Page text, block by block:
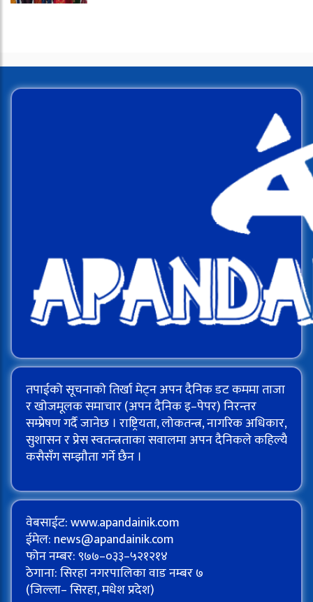
तपाईको सूचनाको तिर्खा मेट्न अपन दैनिक डट कममा ताजा
र खोजमूलक समाचार (अपन दैनिक इ–पेपर) निरन्तर
सम्प्रेषण गर्दै जानेछ । राष्ट्रियता, लोकतन्त्र, नागरिक अधिकार,
सुशासन र प्रेस स्वतन्त्रताका सवालमा अपन दैनिकले कहिल्यै
कसैसँग सम्झौता गर्ने छैन ।
वेबसाईट: www.apandainik.com
ईमेल: news@apandainik.com
फोन नम्बर: ९७७–०३३–५२१२१४
ठेगाना: सिरहा नगरपालिका वाड नम्बर ७
(जिल्ला– सिरहा, मधेश प्रदेश)